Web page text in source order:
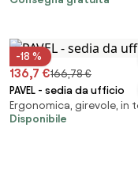
-18 %
136,7 €166,78 €
PAVEL - sedia da ufficio
Ergonomica, girevole, in
Disponibile